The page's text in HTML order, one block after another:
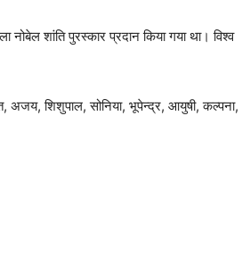
शांति पुरस्कार प्रदान किया गया था। विश्व
अजय, शिशुपाल, सोनिया, भूपेन्द्र, आयुषी, कल्पना,